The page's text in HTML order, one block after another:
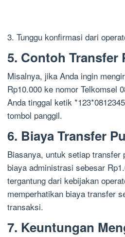
3. Tunggu konfirmasi dari
5. Contoh Transfer
Misalnya, jika Anda ingin
Rp10.000 ke nomor Telkomsel
Anda tinggal ketik
tombol panggil.
6. Biaya Transfer
Biasanya, untuk setiap transfer
biaya administrasi sebesar
tergantung dari kebijakan
memperhatikan biaya transfer
transaksi.
7. Keuntungan